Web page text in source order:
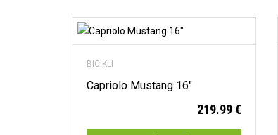
BICIKLI
Capriolo Mustang 16″
219.99€